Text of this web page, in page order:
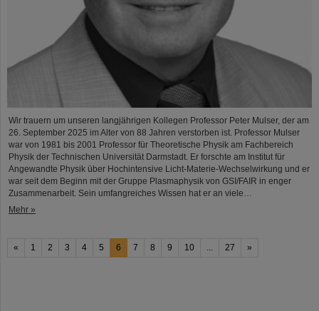
Wir trauern um unseren langjährigen Kollegen Professor Peter Mulser, der am
26. September 2025 im Alter von 88 Jahren verstorben ist. Professor Mulser
war von 1981 bis 2001 Professor für Theoretische Physik am Fachbereich
Physik der Technischen Universität Darmstadt. Er forschte am Institut für
Angewandte Physik über Hochintensive Licht-Materie-Wechselwirkung und er
war seit dem Beginn mit der Gruppe Plasmaphysik von GSI/FAIR in enger
Zusammenarbeit. Sein umfangreiches Wissen hat er an viele…
Mehr »
« 1 2 3 4 5 6 7 8 9 10 27 »